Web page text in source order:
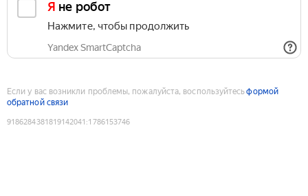
Я не робот
Нажмите, чтобы продолжить
Yandex SmartCaptcha
Если у вас возникли проблемы, пожалуйста, воспользуйтесьформой
обратной связи
9186284381819142041 :1786153746